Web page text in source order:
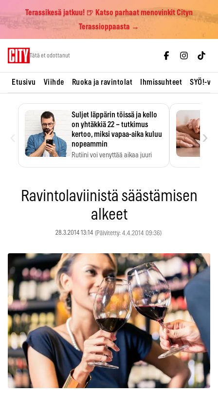
Terassikesä jatkuu! 🍺 Katso parhaat menovinkit Cityn
Terassioppaasta →
Tätä et odottanut
Etusivu Viihde Ruoka ja ravintolat Ihmissuhteet SYÖ!-
Suljet läppärin töissä ja kello
on yhtäkkiä 22 – tutkimus
kertoo, miksi vapaa-aika kuluu
nopeammin
Rutiini voi venyttää aikaa juuri
›
Ravintolaviinistä säästämisen
alkeet
28.3.2014 13:14 (Päivitetty: 4.4.2014 09:36)